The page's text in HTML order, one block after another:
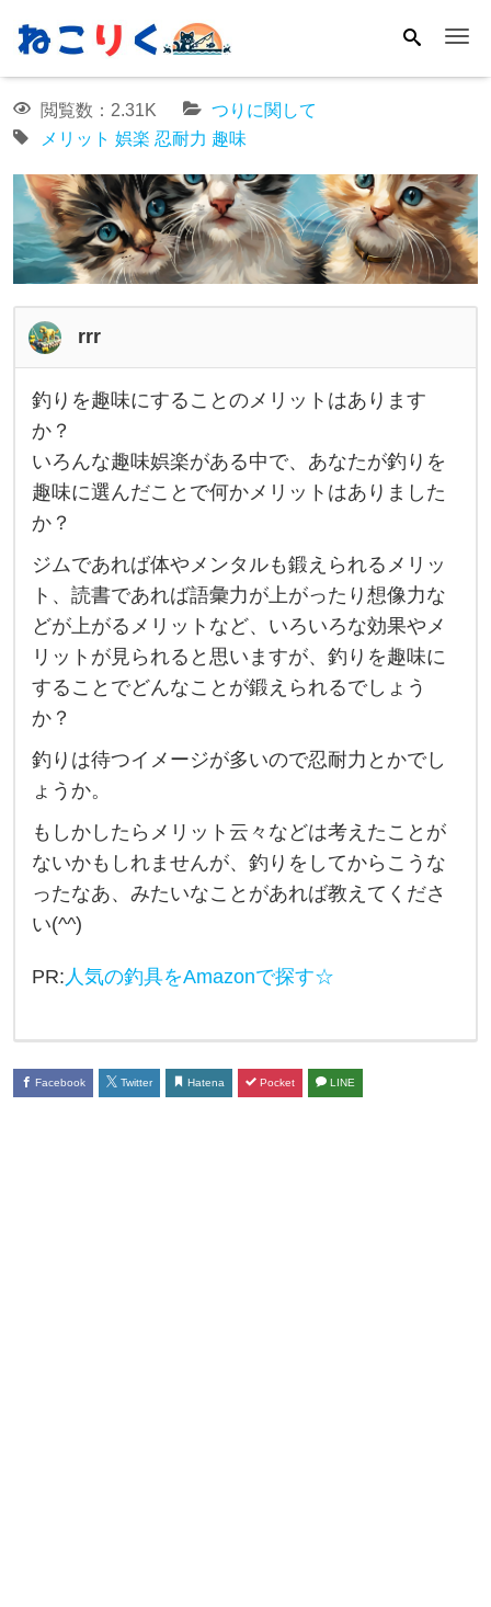
閲覧数：2.31K
つりに関して
メリット 娯楽 忍耐力 趣味
rrr
釣
り
を
趣
味
に
す
る
こ
と
の
メ
ッ
ト
は
あ
り
す
か
釣りを趣味にすることのメリットはあります
か？
いろんな趣味娯楽がある中で、あなたが釣りを
趣味に選んだことで何かメリットはありました
か？
ジムであれば体やメンタルも鍛えられるメリッ
ト、読書であれば語彙力が上がったり想像力な
どが上がるメリットなど、いろいろな効果やメ
リットが見られると思いますが、釣りを趣味に
することでどんなことが鍛えられるでしょう
か？
釣りは待つイメージが多いので忍耐力とかでし
ょうか。
もしかしたらメリット云々などは考えたことが
ないかもしれませんが、釣りをしてからこうな
ったなあ、みたいなことがあれば教えてくださ
い(^^)
PR: 人気の釣具をAmazonで探す☆
Facebook Twitter Hatena Pocket LINE